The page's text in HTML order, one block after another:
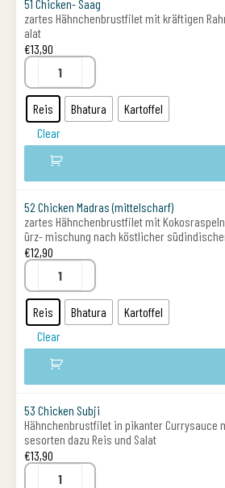
51 Chicken- Saag
zartes Hähnchenbrustfilet mit kräftigen
alat
€13,90
Reis Bhatura
Kartoffel
Clear
52 Chicken Madras (mittelscharf)
zartes Hähnchenbrustfilet mit
ürz- mischung nach köstlicher
€12,90
Reis Bhatura
Kartoffel
Clear
53 Chicken Subji
Hähnchenbrustfilet in pikanter Currysauce
sesorten dazu Reis und Salat
€13,90